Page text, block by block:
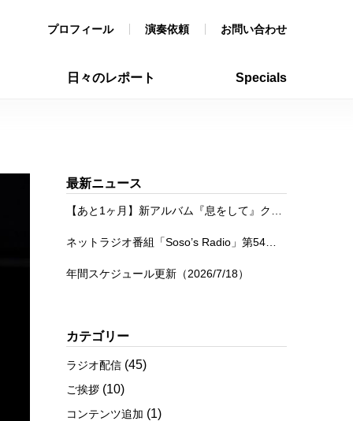
プロフィール 演奏依頼 お問い合わせ
日々のレポート Specials
最新ニュース
年間スケジュール更新（2026/7/18）
カテゴリー
ラジオ配信 (45)
ご挨拶 (10)
コンテンツ追加 (1)